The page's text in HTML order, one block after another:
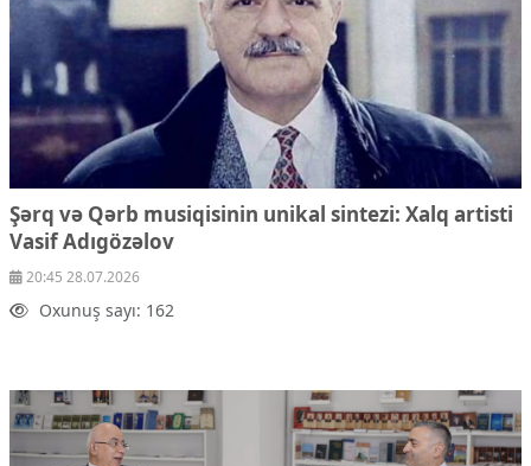
Şərq və Qərb musiqisinin unikal sintezi: Xalq artisti
Vasif Adıgözəlov
20:45 28.07.2026
Oxunuş sayı: 162